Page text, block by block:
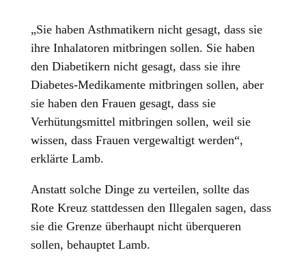
„Sie haben Asthmatikern nicht gesagt, dass sie
ihre Inhalatoren mitbringen sollen. Sie haben
den Diabetikern nicht gesagt, dass sie ihre
Diabetes-Medikamente mitbringen sollen, aber
sie haben den Frauen gesagt, dass sie
Verhütungsmittel mitbringen sollen, weil sie
wissen, dass Frauen vergewaltigt werden“,
erklärte Lamb.
Anstatt solche Dinge zu verteilen, sollte das
Rote Kreuz stattdessen den Illegalen sagen, dass
sie die Grenze überhaupt nicht überqueren
sollen, behauptet Lamb.